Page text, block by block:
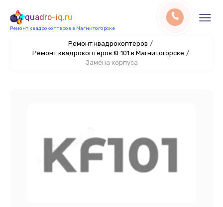
quadro-iq.ru
Ремонт квадрокоптеров в Магнитогорске
Ремонт квадрокоптеров /
Ремонт квадрокоптеров KF101 в Магнитогорске /
Замена корпуса